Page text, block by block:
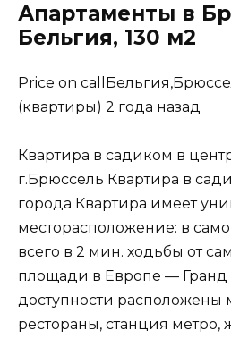
Апартаменты в
Бельгия, 130 м2
Price on
(квартиры) 2 года назад
Квартира в садиком в
г.Брюссель Квартира в
города Квартира имеет
месторасположение: в
всего в 2 мин. ходьбы от
площади в Европе — Гранд
доступности расположены
рестораны, станция метро,